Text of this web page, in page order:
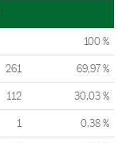
100 %
261 69,97 %
112 30,03 %
1 0,38 %